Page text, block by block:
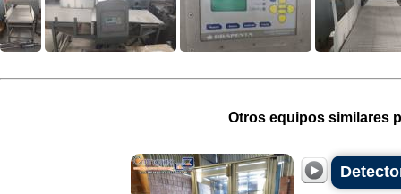
Otros equipos similares